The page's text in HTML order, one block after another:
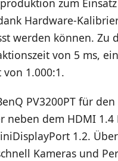
Hardware-
werden können. Zu
von 5 ms,
von 1.000:1.
PV3200PT für
neben dem HDMI
1.2.
Kameras und